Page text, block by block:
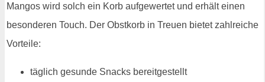
Mangos wird solch ein Korb aufgewertet und erhält einen
besonderen Touch. Der Obstkorb in Treuen bietet zahlreiche
Vorteile:
täglich gesunde Snacks bereitgestellt